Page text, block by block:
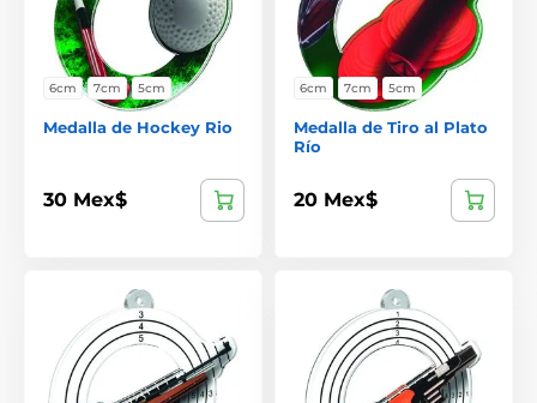
6cm 7cm 5cm
Medalla de Hockey Rio
30 Mex$
6cm 7cm 5cm
Medalla de Tiro al Plato
Río
20 Mex$